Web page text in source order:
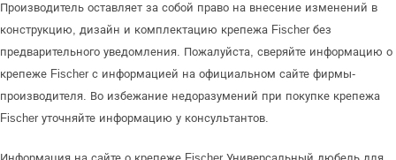
Производитель оставляет за собой право на внесение изменений в
конструкцию, дизайн и комплектацию крепежа Fischer без
предварительного уведомления. Пожалуйста, сверяйте информацию о
крепеже Fischer с информацией на официальном сайте фирмы-
производителя. Во избежание недоразумений при покупке крепежа
Fischer уточняйте информацию у консультантов.